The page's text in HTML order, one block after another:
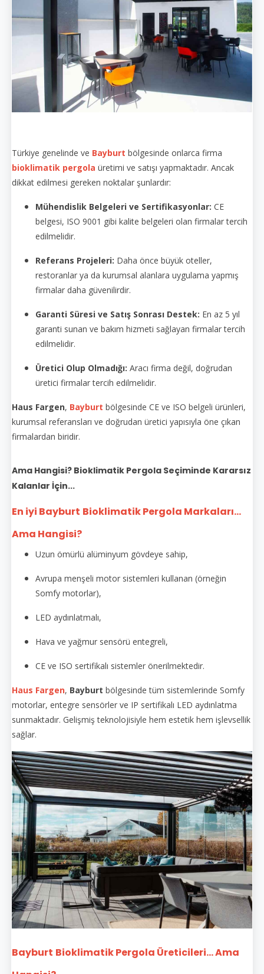
Türkiye genelinde ve Bayburt bölgesinde onlarca firma
bioklimatik pergola üretimi ve satışı yapmaktadır. Ancak
dikkat edilmesi gereken noktalar şunlardır:
Mühendislik Belgeleri ve Sertifikasyonlar: CE
belgesi, ISO 9001 gibi kalite belgeleri olan firmalar tercih
edilmelidir.
Referans Projeleri: Daha önce büyük oteller,
restoranlar ya da kurumsal alanlara uygulama yapmış
firmalar daha güvenilirdir.
Garanti Süresi ve Satış Sonrası Destek: En az 5 yıl
garanti sunan ve bakım hizmeti sağlayan firmalar tercih
edilmelidir.
Üretici Olup Olmadığı: Aracı firma değil, doğrudan
üretici firmalar tercih edilmelidir.
Haus Fargen, Bayburt bölgesinde CE ve ISO belgeli ürünleri,
kurumsal referansları ve doğrudan üretici yapısıyla öne çıkan
firmalardan biridir.
Ama Hangisi? Bioklimatik Pergola Seçiminde Kararsız
Kalanlar İçin...
En iyi Bayburt Bioklimatik Pergola Markaları...
Ama Hangisi?
Uzun ömürlü alüminyum gövdeye sahip,
Avrupa menşeli motor sistemleri kullanan (örneğin
Somfy motorlar),
LED aydınlatmalı,
Hava ve yağmur sensörü entegreli,
CE ve ISO sertifikalı sistemler önerilmektedir.
Haus Fargen, Bayburt bölgesinde tüm sistemlerinde Somfy
motorlar, entegre sensörler ve IP sertifikalı LED aydınlatma
sunmaktadır. Gelişmiş teknolojisiyle hem estetik hem işlevsellik
sağlar.
Bayburt Bioklimatik Pergola Üreticileri... Ama